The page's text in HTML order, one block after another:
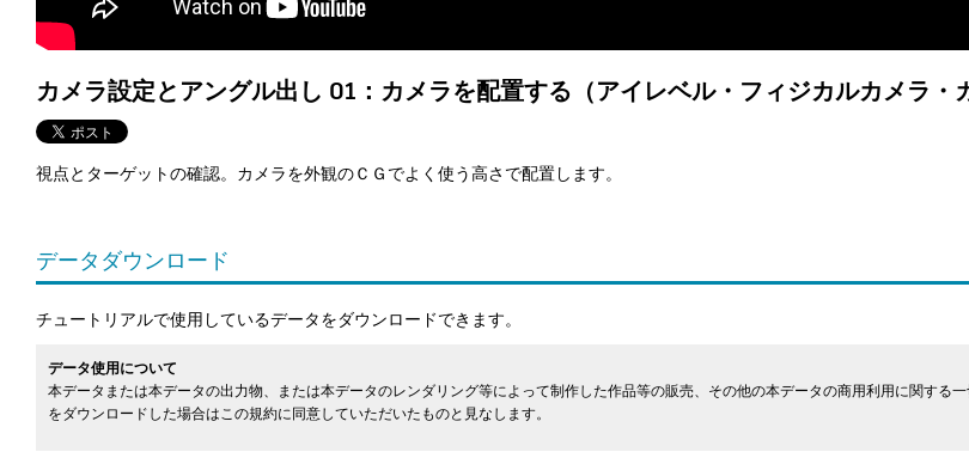
カメラ設定とアングル出し 01：カメラを配置する（アイレベル・フィジカルカメラ・
視点とターゲットの確認。カメラを外観のＣＧでよく使う高さで配置します。
データダウンロード
チュートリアルで使用しているデータをダウンロードできます。
データ使用について
本データまたは本データの出力物、または本データのレンダリング等によって制作した作品等の販売、その他の本データの商用利用に関する
をダウンロードした場合はこの規約に同意していただいたものと見なします。